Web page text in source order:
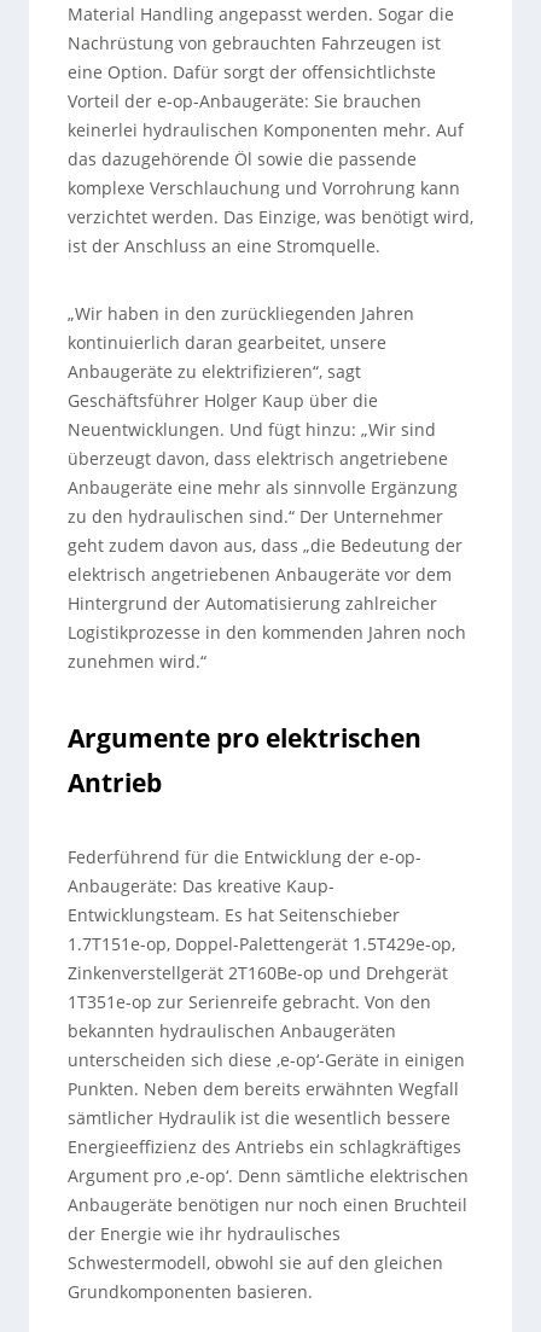
Material Handling angepasst werden. Sogar die
Nachrüstung von gebrauchten Fahrzeugen ist
eine Option. Dafür sorgt der offensichtlichste
Vorteil der e-op-Anbaugeräte: Sie brauchen
keinerlei hydraulischen Komponenten mehr. Auf
das dazugehörende Öl sowie die passende
komplexe Verschlauchung und Vorrohrung kann
verzichtet werden. Das Einzige, was benötigt wird,
ist der Anschluss an eine Stromquelle.
„Wir haben in den zurückliegenden Jahren
kontinuierlich daran gearbeitet, unsere
Anbaugeräte zu elektrifizieren“, sagt
Geschäftsführer Holger Kaup über die
Neuentwicklungen. Und fügt hinzu: „Wir sind
überzeugt davon, dass elektrisch angetriebene
Anbaugeräte eine mehr als sinnvolle Ergänzung
zu den hydraulischen sind.“ Der Unternehmer
geht zudem davon aus, dass „die Bedeutung der
elektrisch angetriebenen Anbaugeräte vor dem
Hintergrund der Automatisierung zahlreicher
Logistikprozesse in den kommenden Jahren noch
zunehmen wird.“
Argumente pro elektrischen
Antrieb
Federführend für die Entwicklung der e-op-
Anbaugeräte: Das kreative Kaup-
Entwicklungsteam. Es hat Seitenschieber
1.7T151e-op, Doppel-Palettengerät 1.5T429e-op,
Zinkenverstellgerät 2T160Be-op und Drehgerät
1T351e-op zur Serienreife gebracht. Von den
bekannten hydraulischen Anbaugeräten
unterscheiden sich diese ‚e-op‘-Geräte in einigen
Punkten. Neben dem bereits erwähnten Wegfall
sämtlicher Hydraulik ist die wesentlich bessere
Energieeffizienz des Antriebs ein schlagkräftiges
Argument pro ‚e-op‘. Denn sämtliche elektrischen
Anbaugeräte benötigen nur noch einen Bruchteil
der Energie wie ihr hydraulisches
Schwestermodell, obwohl sie auf den gleichen
Grundkomponenten basieren.